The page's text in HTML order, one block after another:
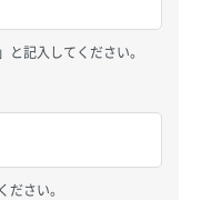
記入してください。
さい。